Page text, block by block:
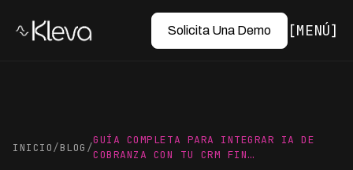
Solicita Una Demo MENÚ
INICIO/BLOG /
GUÍA COMPLETA PARA INTEGRAR IA DE
COBRANZA CON TU CRM FIN…